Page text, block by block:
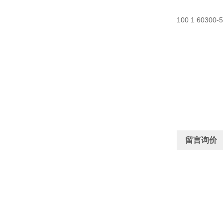
100 1 60300-
留言询价